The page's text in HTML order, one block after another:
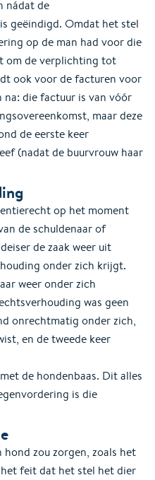
nádat de
geëindigd. Omdat het stel
op de man had voor die
om de verplichting tot
ook voor de facturen voor
die factuur is van vóór
maar deze
de eerste keer
(nadat de buurvrouw haar
op het moment
de schuldenaar of
de zaak weer uit
onder zich krijgt.
weer onder zich
was geen
onrechtmatig onder zich,
en de tweede keer
de hondenbaas. Dit alles
is die
zou zorgen, zoals het
feit dat het stel het dier